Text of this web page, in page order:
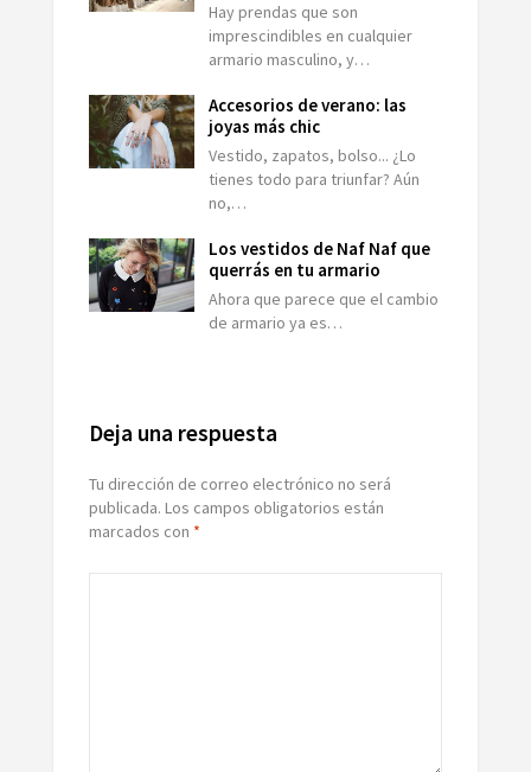
Hay prendas que son
imprescindibles en cualquier
armario masculino, y…
Accesorios de verano: las
joyas más chic
Vestido, zapatos, bolso... ¿Lo
tienes todo para triunfar? Aún
no,…
Los vestidos de Naf Naf que
querrás en tu armario
Ahora que parece que el cambio
de armario ya es…
Deja una respuesta
Tu dirección de correo electrónico no será
publicada. Los campos obligatorios están
marcados con *